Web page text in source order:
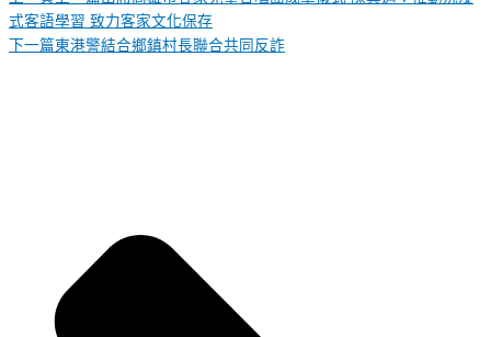
式客語學習 致力客家文化保存
下一篇東港警結合鄉鎮村長聯合共同反詐